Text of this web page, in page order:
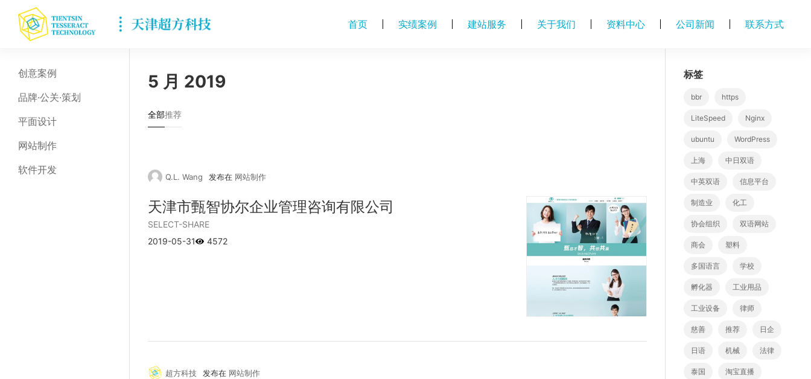
首页 实绩案例 建站服务 关于我们 资料中心 公司新闻 联系方式
创意案例
品牌·公关·策划
平面设计
网站制作
软件开发
5 月 2019
全部推荐
Q.L. Wang 发布在 网站制作
天津市甄智协尔企业管理咨询有限公司
SELECT-SHARE
2019-05-31
4572
超方科技 发布在 网站制作
标签
bbr https
LiteSpeed Nginx
ubuntu WordPress
上海 中日双语
中英双语 信息平台
制造业 化工
协会组织 双语网站
商会 塑料
多国语言 学校
孵化器 工业用品
工业设备 律师
慈善 推荐 日企
日语 机械 法律
泰国 淘宝直播